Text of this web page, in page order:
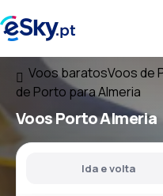
Voos baratosVoos de
de Porto para Almeria
VoosPorto Almeria
Ida e volta